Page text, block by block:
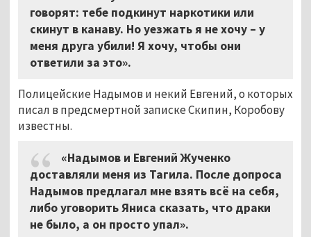
говорят: тебе подкинут наркотики или
скинут в канаву. Но уезжать я не хочу – у
меня друга убили! Я хочу, чтобы они
ответили за это».
Полицейские Надымов и некий Евгений, о которых
писал в предсмертной записке Скипин, Коробову
известны.
«Надымов и Евгений Жученко
доставляли меня из Тагила. После допроса
Надымов предлагал мне взять всё на себя,
либо уговорить Яниса сказать, что драки
не было, а он просто упал».